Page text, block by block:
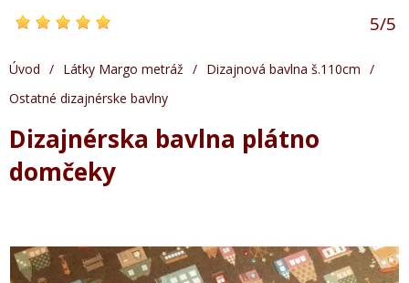
5/5
Úvod / Látky Margo metráž / Dizajnová bavlna š.110cm /
Ostatné dizajnérske bavlny
Dizajnérska bavlna plátno
domčeky